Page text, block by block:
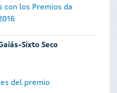
con los Premios da
Sixto Seco
del premio